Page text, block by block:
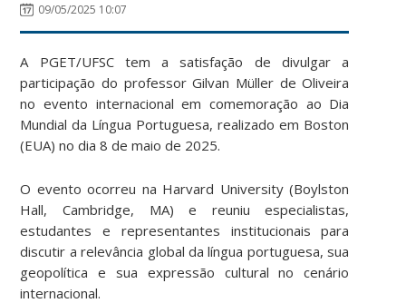
09/05/2025 10:07
A PGET/UFSC tem a satisfação de divulgar a
participação do professor Gilvan Müller de Oliveira
no evento internacional em comemoração ao Dia
Mundial da Língua Portuguesa, realizado em Boston
(EUA) no dia 8 de maio de 2025.
O evento ocorreu na Harvard University (Boylston
Hall, Cambridge, MA) e reuniu especialistas,
estudantes e representantes institucionais para
discutir a relevância global da língua portuguesa, sua
geopolítica e sua expressão cultural no cenário
internacional.